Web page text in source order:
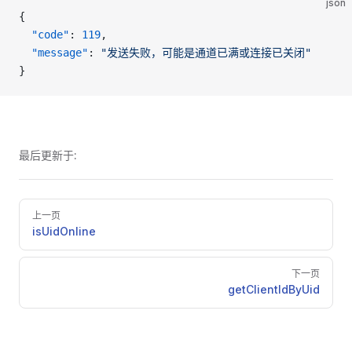
json
{
  "code"
: 119,
  "message"
:
"发送失败，可能是通道已满或连接已关闭"
}
最后更新于:
Pager
上一页
isUidOnline
下一页
getClientIdByUid